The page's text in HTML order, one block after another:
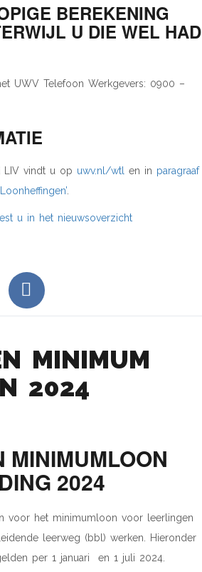
BEREKENING
U DIE WEL HAD
UWV Telefoon Werkgevers: 0900 –
LIV vindt u op uwv.nl/wtl en in paragraaf
u in het nieuwsoverzicht
MINIMUM
2024
MINIMUMLOON
2024
voor het minimumloon voor leerlingen
leerweg (bbl) werken. Hieronder
per 1 januari en 1 juli 2024.